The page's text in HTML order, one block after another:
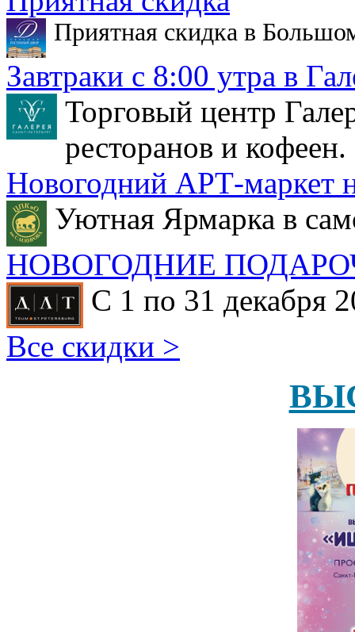
Приятная скидка в
Завтраки с 8:00 утра в
Торговый центр
ресторанов и кофеен.
Новогодний АРТ-маркет
Уютная Ярмарка в
НОВОГОДНИЕ
С 1 по 31 декабря
Все скидки >